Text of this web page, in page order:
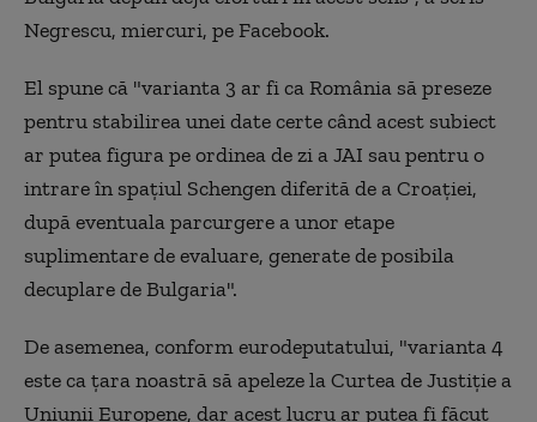
Negrescu, miercuri, pe Facebook.
El spune că "varianta 3 ar fi ca România să preseze
pentru stabilirea unei date certe când acest subiect
ar putea figura pe ordinea de zi a JAI sau pentru o
intrare în spaţiul Schengen diferită de a Croaţiei,
după eventuala parcurgere a unor etape
suplimentare de evaluare, generate de posibila
decuplare de Bulgaria".
De asemenea, conform eurodeputatului, "varianta 4
este ca ţara noastră să apeleze la Curtea de Justiţie a
Uniunii Europene, dar acest lucru ar putea fi făcut